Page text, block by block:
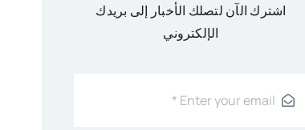
اشترك الآن لتصلك الأخبار إلى بريدك
الإلكتروني